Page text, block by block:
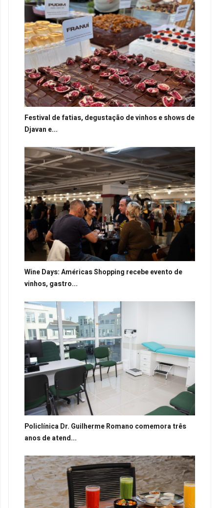
Festival de fatias, degustação de vinhos e shows de
Djavan e...
Wine Days: Américas Shopping recebe evento de
vinhos, gastro...
Policlínica Dr. Guilherme Romano comemora três
anos de atend...